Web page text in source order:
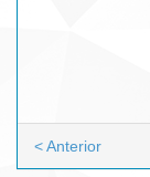
< Anterior